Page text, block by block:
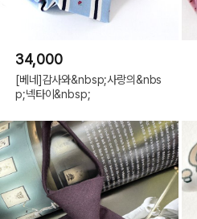
34,000
[베네]감사와&nbsp;사랑의&nbs
p;넥타이&nbsp;